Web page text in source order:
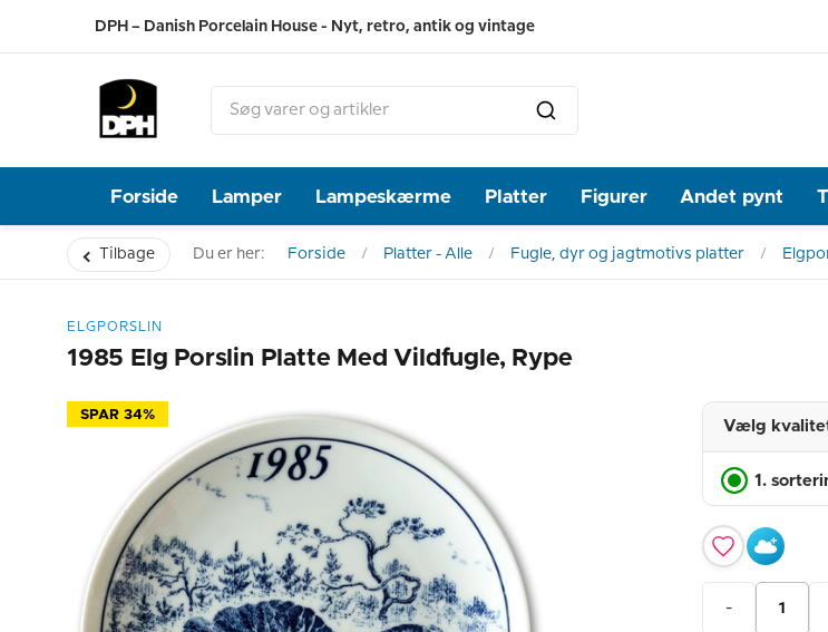
DPH – Danish Porcelain House - Nyt, retro, antik og vintage
Forside Lamper Lampeskærme Platter Figurer Andet pynt
Tilbage Du er her: Forside Platter - Alle Fugle, dyr og jagtmotivs platter
ELGPORSLIN
1985 Elg Porslin Platte Med Vildfugle, Rype
SPAR 34%
Vælg
1.
-